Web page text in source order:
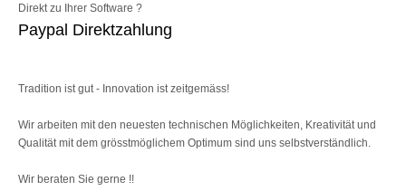
Direkt zu Ihrer Software ?
Paypal Direktzahlung
Tradition ist gut - Innovation ist zeitgemäss!
Wir arbeiten mit den neuesten technischen Möglichkeiten, Kreativität und
Qualität mit dem grösstmöglichem Optimum sind uns selbstverständlich.
Wir beraten Sie gerne !!